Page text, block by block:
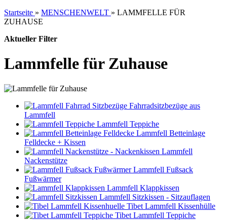
Startseite » MENSCHENWELT » LAMMFELLE FÜR
ZUHAUSE
Aktueller Filter
Lammfelle für Zuhause
Fahrradsitzbezüge aus
Lammfell
Lammfell Teppiche
Lammfell Betteinlage
Felldecke + Kissen
Lammfell
Nackenstütze
Lammfell Fußsack
Fußwärmer
Lammfell Klappkissen
Lammfell Sitzkissen - Sitzauflagen
Tibet Lammfell Kissenhülle
Tibet Lammfell Teppiche